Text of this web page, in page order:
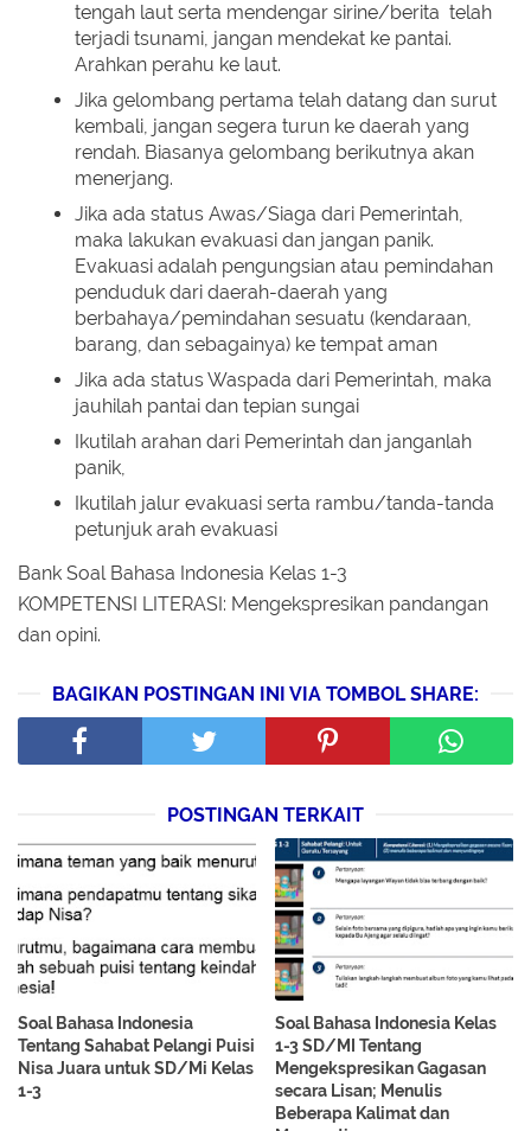
tengah laut serta mendengar sirine/berita telah
terjadi tsunami, jangan mendekat ke pantai.
Arahkan perahu ke laut.
Jika gelombang pertama telah datang dan surut
kembali, jangan segera turun ke daerah yang
rendah. Biasanya gelombang berikutnya akan
menerjang.
Jika ada status Awas/Siaga dari Pemerintah,
maka lakukan evakuasi dan jangan panik.
Evakuasi adalah pengungsian atau pemindahan
penduduk dari daerah-daerah yang
berbahaya/pemindahan sesuatu (kendaraan,
barang, dan sebagainya) ke tempat aman
Jika ada status Waspada dari Pemerintah, maka
jauhilah pantai dan tepian sungai
Ikutilah arahan dari Pemerintah dan janganlah
panik,
Ikutilah jalur evakuasi serta rambu/tanda-tanda
petunjuk arah evakuasi
Bank Soal Bahasa Indonesia Kelas 1-3
KOMPETENSI LITERASI: Mengekspresikan pandangan
dan opini.
BAGIKAN POSTINGAN INI VIA TOMBOL SHARE:
POSTINGAN TERKAIT
Soal Bahasa Indonesia
Tentang Sahabat Pelangi Puisi
Nisa Juara untuk SD/Mi Kelas
1-3
Soal Bahasa Indonesia Kelas
1-3 SD/MI Tentang
Mengekspresikan Gagasan
secara Lisan; Menulis
Beberapa Kalimat dan